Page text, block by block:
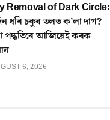
Removal of Dark Circle:
ধৰি চকুৰ তলত ক’লা দাগ?
পদ্ধতিৰে আজিয়েই কৰক
6, 2026